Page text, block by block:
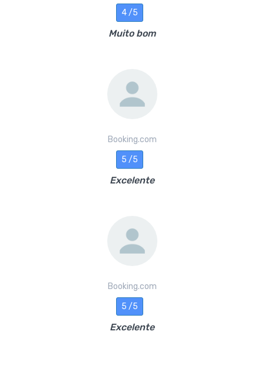
4 /5
Muito bom
Booking.com
5 /5
Excelente
Booking.com
5 /5
Excelente